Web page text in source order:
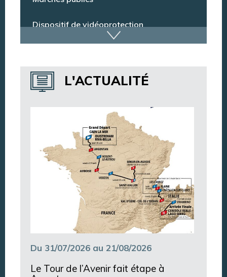
Dispositif de vidéoprotection
Annuaire des services
Annuaire des associations
Argentan Aujourd’hui
L'ACTUALITÉ
Du 31/07/2026 au 21/08/2026
Le Tour de l’Avenir fait étape à